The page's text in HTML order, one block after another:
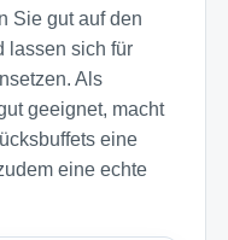
Sie gut auf den
lassen sich für
Als
geeignet, macht
eine
eine echte